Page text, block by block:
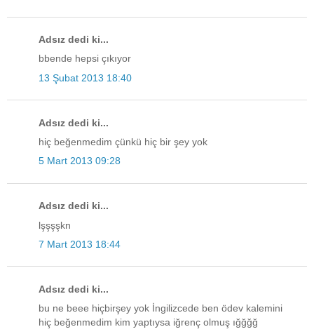
Adsız dedi ki...
bbende hepsi çıkıyor
13 Şubat 2013 18:40
Adsız dedi ki...
hiç beğenmedim çünkü hiç bir şey yok
5 Mart 2013 09:28
Adsız dedi ki...
lşşşşkn
7 Mart 2013 18:44
Adsız dedi ki...
bu ne beee hiçbirşey yok İngilizcede ben ödev kalemini
hiç beğenmedim kim yaptıysa iğrenç olmuş ığğğğ